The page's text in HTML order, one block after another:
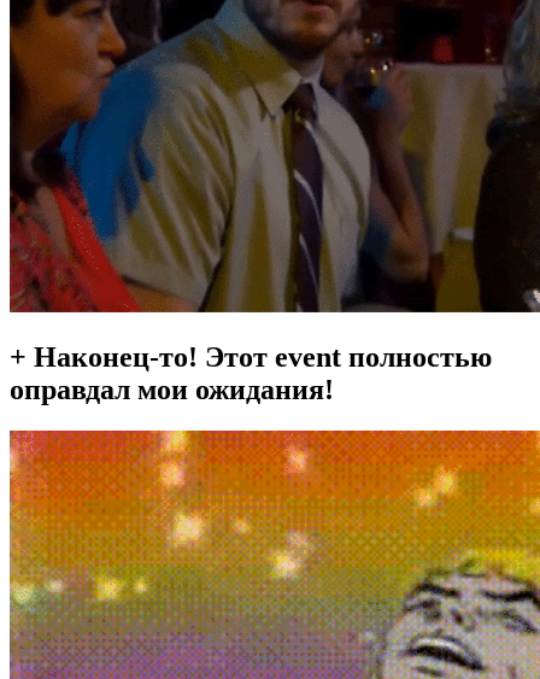
+ Наконец-то! Этот event полностью
оправдал мои ожидания!